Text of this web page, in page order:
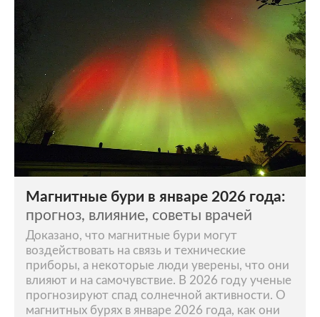
Магнитные бури в январе 2026 года:
прогноз, влияние, советы врачей
Доказано, что магнитные бури могут
воздействовать на связь и технические
приборы, а некоторые люди уверены, что они
влияют и на самочувствие. В 2026 году ученые
прогнозируют спад солнечной активности. О
магнитных бурях в январе 2026 года, как они